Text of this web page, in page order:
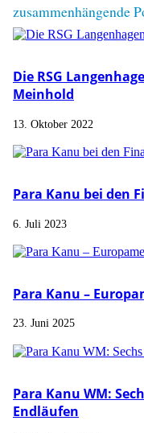
zusammenhängende
Die RSG
Meinhold
13. Oktober 2022
Para Kanu bei den
6. Juli 2023
Para Kanu –
23. Juni 2025
Para Kanu WM:
Endläufen